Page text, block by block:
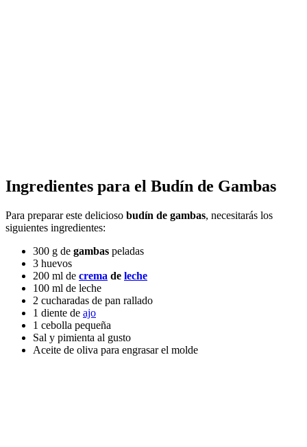
Ingredientes para el Budín de Gambas
Para preparar este delicioso budín de gambas, necesitarás los
siguientes ingredientes:
300 g de gambas peladas
3 huevos
200 ml de crema de leche
100 ml de leche
2 cucharadas de pan rallado
1 diente de ajo
1 cebolla pequeña
Sal y pimienta al gusto
Aceite de oliva para engrasar el molde